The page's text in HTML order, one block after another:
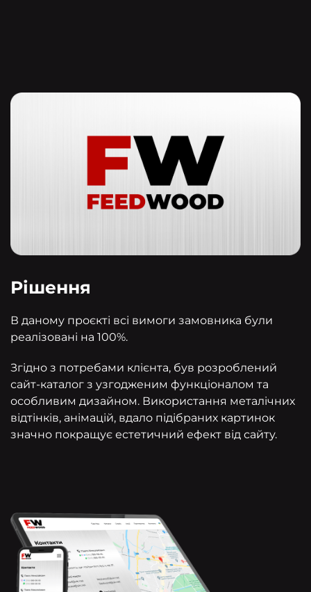
Рішення
В даному проєкті всі вимоги замовника були
реалізовані на 100%.
Згідно з потребами клієнта, був розроблений
сайт-каталог з узгодженим функціоналом та
особливим дизайном. Використання металічних
відтінків, анімацій, вдало підібраних картинок
значно покращує естетичний ефект від сайту.